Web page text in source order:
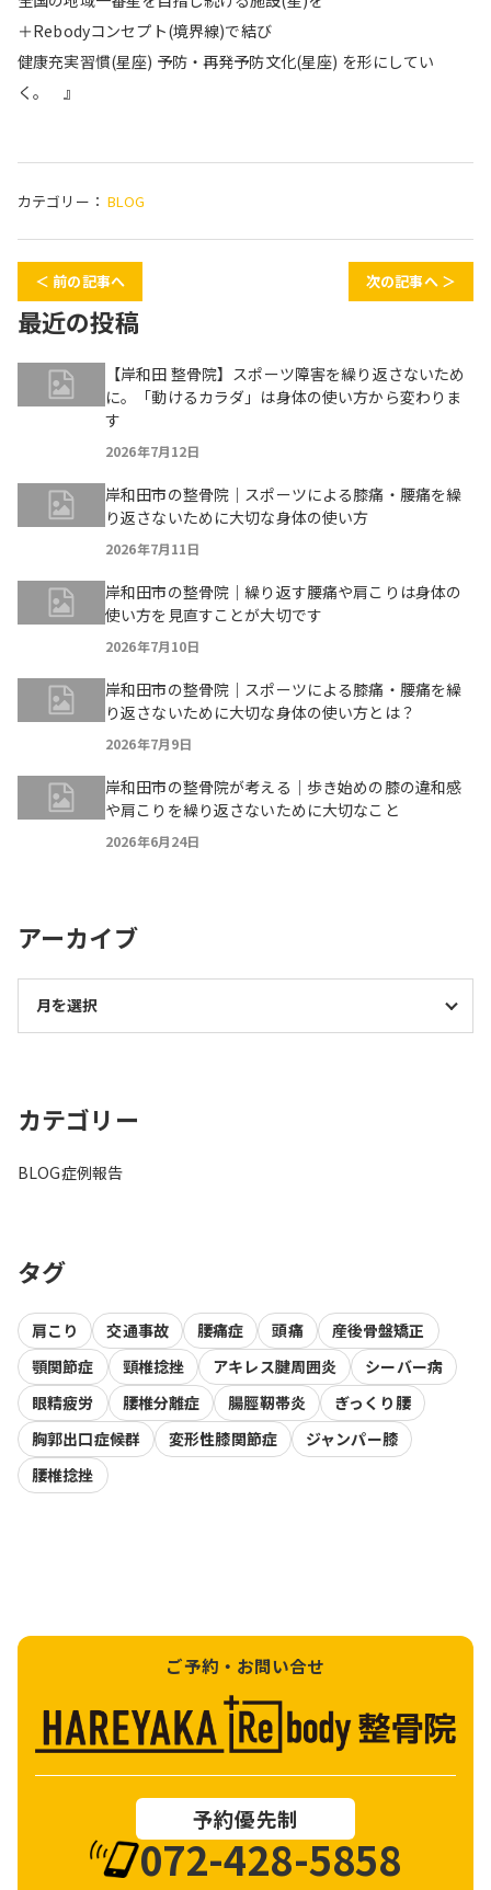
＋Rebodyコンセプト(境界線)で結び
健康充実習慣(星座) 予防・再発予防文化(星座) を形にしてい
く。 』
カテゴリー： BLOG
＜ 前の記事へ 次の記事へ ＞
最近の投稿
【岸和田 整骨院】スポーツ障害を繰り返さないため
に。「動けるカラダ」は身体の使い方から変わりま
す
2026年7月12日
岸和田市の整骨院｜スポーツによる膝痛・腰痛を繰
り返さないために大切な身体の使い方
2026年7月11日
岸和田市の整骨院｜繰り返す腰痛や肩こりは身体の
使い方を見直すことが大切です
2026年7月10日
岸和田市の整骨院｜スポーツによる膝痛・腰痛を繰
り返さないために大切な身体の使い方とは？
2026年7月9日
岸和田市の整骨院が考える｜歩き始めの膝の違和感
や肩こりを繰り返さないために大切なこと
2026年6月24日
アーカイブ
カテゴリー
BLOG症例報告
タグ
肩こり 交通事故 腰痛症 頭痛
産後骨盤矯正
顎関節症
頸椎捻挫 アキレス腱周囲炎
シーバー病
眼精疲労
腰椎分離症 腸脛靭帯炎
ぎっくり腰
胸郭出口症候群
変形性膝関節症
ジャンパー膝
腰椎捻挫
ご予約・お問い合せ
予約優先制
072-428-5858